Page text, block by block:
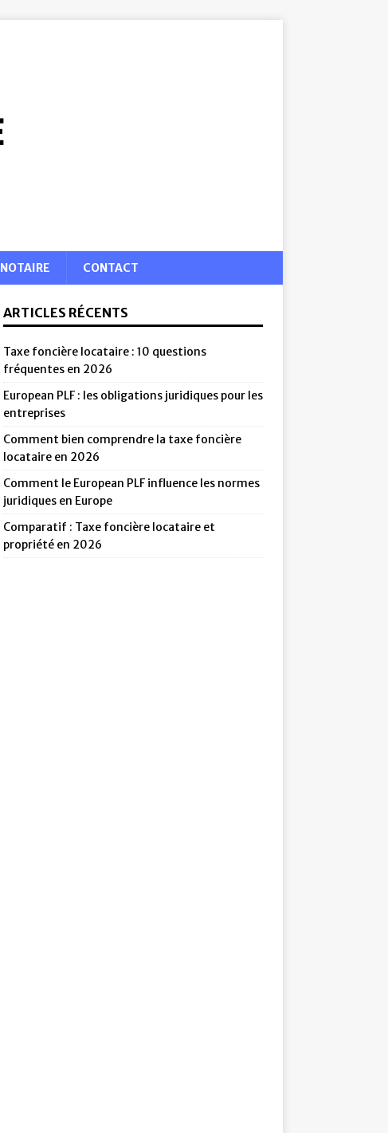
NOTAIRE CONTACT
ARTICLES RÉCENTS
Taxe foncière locataire : 10 questions
fréquentes en 2026
European PLF : les obligations juridiques pour les
entreprises
Comment bien comprendre la taxe foncière
locataire en 2026
Comment le European PLF influence les normes
juridiques en Europe
Comparatif : Taxe foncière locataire et
propriété en 2026